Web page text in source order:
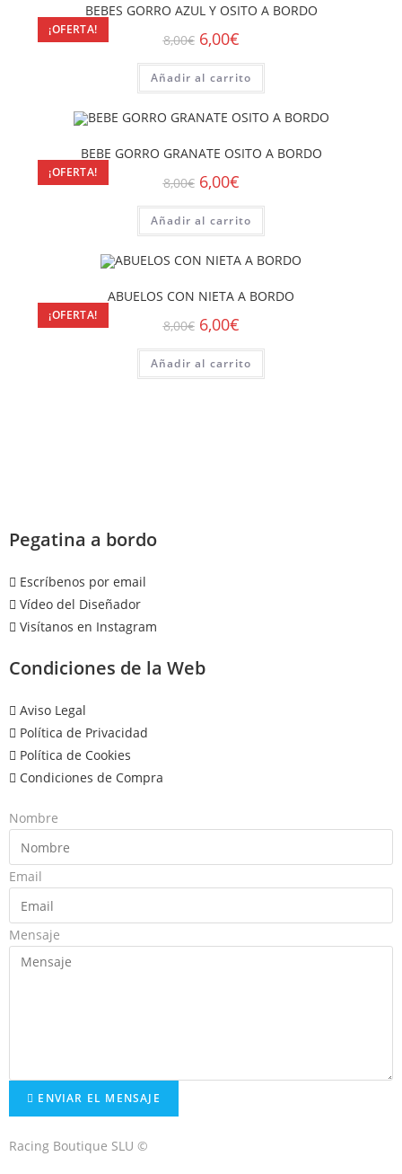
¡OFERTA!
BEBES GORRO AZUL Y OSITO A BORDO
8,00€ 6,00€
Añadir al carrito
¡OFERTA!
BEBE GORRO GRANATE OSITO A BORDO
8,00€ 6,00€
Añadir al carrito
¡OFERTA!
ABUELOS CON NIETA A BORDO
8,00€ 6,00€
Añadir al carrito
Pegatina a bordo
Escríbenos por email
Vídeo del Diseñador
Visítanos en Instagram
Condiciones de la Web
Aviso Legal
Política de Privacidad
Política de Cookies
Condiciones de Compra
Nombre
Email
Mensaje
ENVIAR EL MENSAJE
Racing Boutique SLU ©